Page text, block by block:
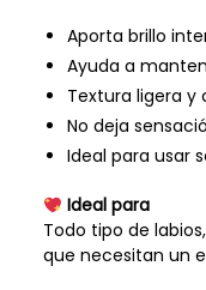
Aporta brillo
Ayuda a
Textura ligera y
No deja
Ideal para usar
Ideal para
Todo tipo de
que necesitan un